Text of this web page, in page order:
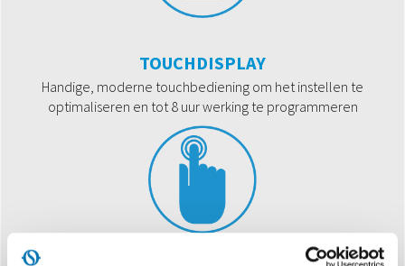
TOUCHDISPLAY
Handige, moderne touchbediening om het instellen te
optimaliseren en tot 8 uur werking te programmeren